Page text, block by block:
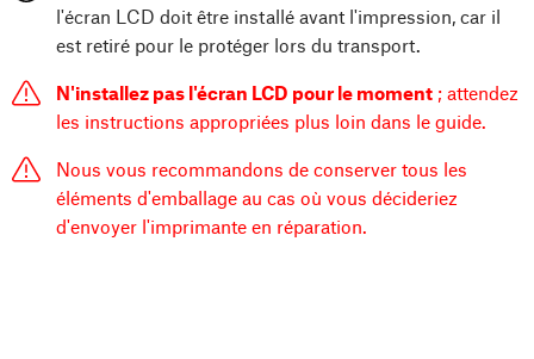
l'écran LCD doit être installé avant l'impression, car il
est retiré pour le protéger lors du transport.
N'installez pas l'écran LCD pour le moment ; attendez
les instructions appropriées plus loin dans le guide.
Nous vous recommandons de conserver tous les
éléments d'emballage au cas où vous décideriez
d'envoyer l'imprimante en réparation.